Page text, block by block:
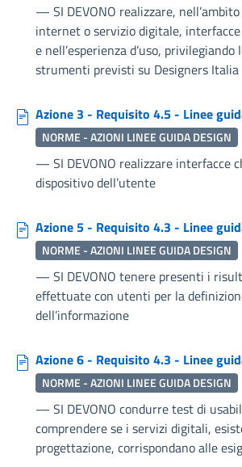
— SI DEVONO realizzare,
internet o servizio digitale,
e nell’esperienza d’uso,
strumenti previsti su Designers Italia
Azione 3 - Requisito 4.5 - Linee
NORME - AZIONI LINEE GUIDA DESIGN
— SI DEVONO realizzare interfacce
dispositivo dell’utente
Azione 5 - Requisito 4.3 - Linee
NORME - AZIONI LINEE GUIDA DESIGN
— SI DEVONO tenere presenti i
effettuate con utenti per la
dell’informazione
Azione 6 - Requisito 4.3 - Linee
NORME - AZIONI LINEE GUIDA DESIGN
— SI DEVONO condurre test di
comprendere se i servizi digitali,
progettazione, corrispondano alle